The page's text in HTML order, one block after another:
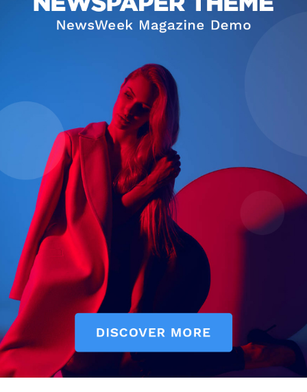
بىز كىم؟